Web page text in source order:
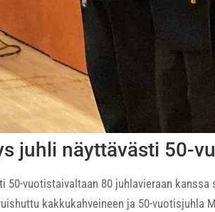
juhli näyttävästi 50-
vuotistaivaltaan 80 juhlavieraan kanssa
kakkukahveineen ja 50-vuotisjuhla